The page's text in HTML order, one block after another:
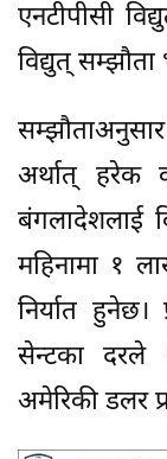
एनटीपीसी
विद्युत्
अर्थात् हरेक
बंगलादेशलाई
महिनामा १
निर्यात
सेन्टका दरले
अमेरिकी डलर